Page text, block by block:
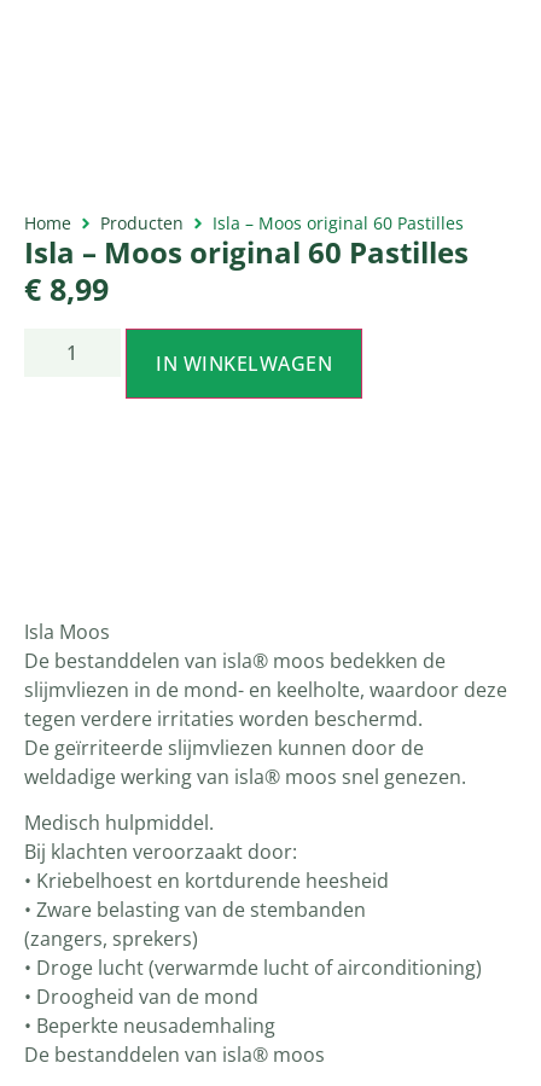
Home Producten Isla – Moos original 60 Pastilles
Isla – Moos original 60 Pastilles
€ 8,99
IN WINKELWAGEN
Isla Moos
De bestanddelen van isla® moos bedekken de
slijmvliezen in de mond- en keelholte, waardoor deze
tegen verdere irritaties worden beschermd.
De geïrriteerde slijmvliezen kunnen door de
weldadige werking van isla® moos snel genezen.
Medisch hulpmiddel.
Bij klachten veroorzaakt door:
• Kriebelhoest en kortdurende heesheid
• Zware belasting van de stembanden
(zangers, sprekers)
• Droge lucht (verwarmde lucht of airconditioning)
• Droogheid van de mond
• Beperkte neusademhaling
De bestanddelen van isla® moos